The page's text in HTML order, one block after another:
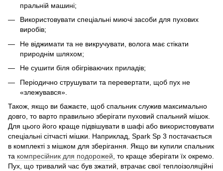
пральній машині;
Використовувати спеціальні миючі засоби для пухових
виробів;
Не віджимати та не викручувати, волога має стікати
природнім шляхом;
Не сушити біля обігріваючих приладів;
Періодично струшувати та перевертати, щоб пух не
«злежувався».
Також, якщо ви бажаєте, щоб спальник служив максимально
довго, то варто правильно зберігати пуховий спальний мішок.
Для цього його краще підвішувати в шафі або використовувати
спеціальні сітчасті мішки. Наприклад, Spark Sp 3 постачається
в комплекті з мішком для зберігання. Якщо ви купили спальник
та компресійник для подорожей , то краще зберігати їх окремо.
Пух, що тривалий час був зжатий, втрачає свої теплоізоляційні